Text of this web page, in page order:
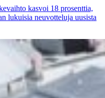
kasvoi 18 prosenttia,
lukuisia neuvotteluja uusista